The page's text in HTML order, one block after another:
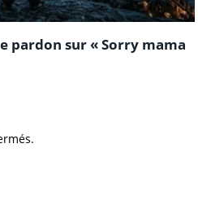
pardon sur « Sorry mama